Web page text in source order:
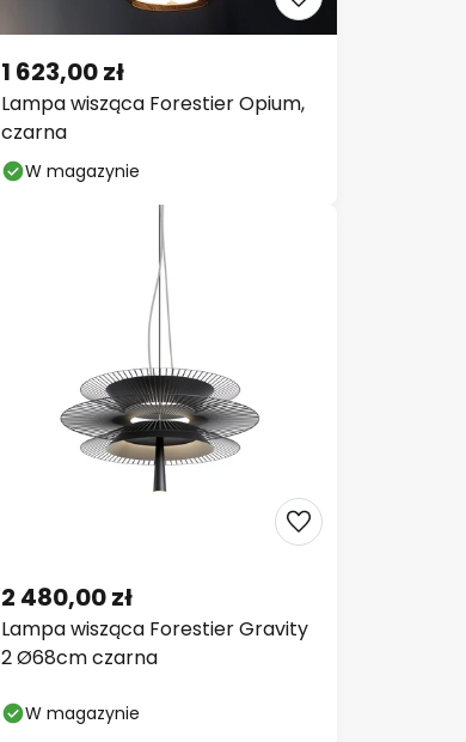
Lampa wisząca Forestier Opium,
czarna
1 623,00 zł
W magazynie
Lampa wisząca Forestier Gravity
2 Ø68cm czarna
2 480,00 zł
W magazynie